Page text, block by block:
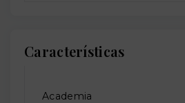
Características
Academia